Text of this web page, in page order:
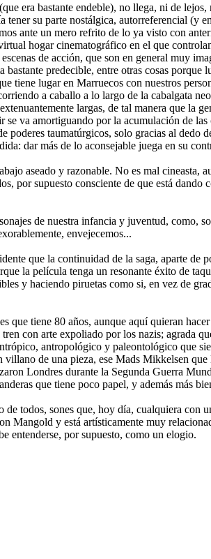
era bastante endeble), no llega, ni de
tener su parte nostálgica, autorreferencial (y
ante un mero refrito de lo ya visto con
hogar cinematográfico en el que
de acción, que son en general muy
predecible, entre otras cosas porque
tiene lugar en Marruecos con nuestros
a caballo a lo largo de la cabalgata
largas, de tal manera que la
va amortiguando por la acumulación de
taumatúrgicos, solo gracias al dedo
dar más de lo aconsejable juega en su
aseado y razonable. No es mal cineasta,
por supuesto consciente de que está dando
de nuestra infancia y juventud, como,
envejecemos...
que la continuidad de la saga, aparte de
la película tenga un resonante éxito de
y haciendo piruetas como si, en vez de
tiene 80 años, aunque aquí quieran
con arte expoliado por los nazis; agrada
antropológico y paleontológico que
de una pieza, ese Mads Mikkelsen
Londres durante la Segunda Guerra
que tiene poco papel, y además más
todos, sones que, hoy día, cualquiera con
Mangold y está artísticamente muy
entenderse, por supuesto, como un elogio.